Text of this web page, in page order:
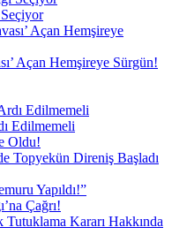
Açan Hemşireye Sürgün!
Edilmemeli
Oldu!
Topyekün Direniş Başladı
Yapıldı!”
Çağrı!
Kararı Hakkında